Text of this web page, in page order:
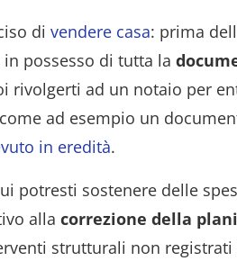
di vendere casa: prima
possesso di tutta la
rivolgerti ad un notaio per
ad esempio un
in eredità.
potresti sostenere delle
alla correzione della
strutturali non registrati